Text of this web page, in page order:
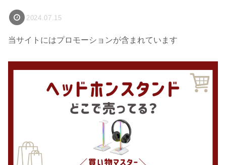
2024.07.15
当サイトにはプロモーションが含まれています